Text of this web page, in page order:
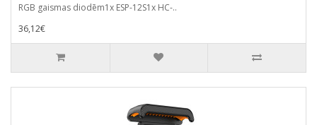
RGB gaismas diodēm1x ESP-12S1x HC-..
36,12€